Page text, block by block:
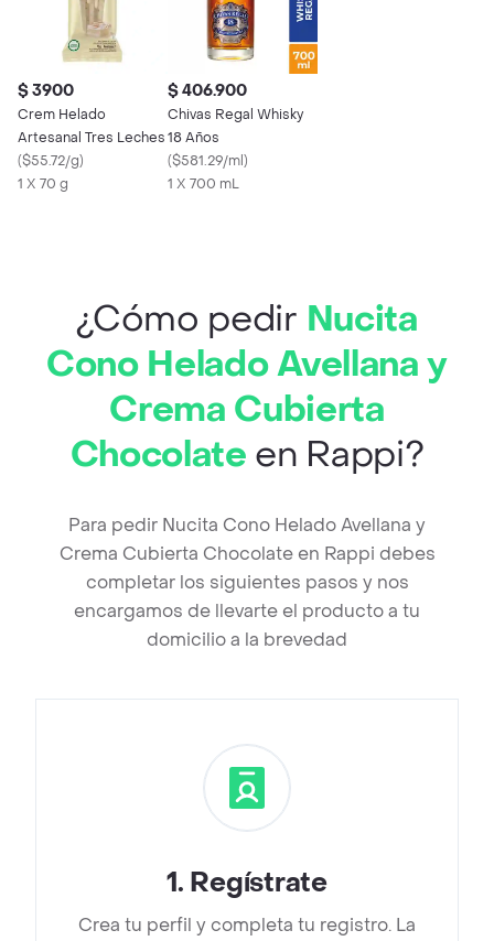
$ 3900
Crem Helado
Artesanal Tres Leches
($55.72/g)
1 X 70 g
$ 406.900
Chivas Regal Whisky
18 Años
($581.29/ml)
1 X 700 mL
¿Cómo pedir Nucita
Cono Helado Avellana y
Crema Cubierta
Chocolate en Rappi?
Para pedir Nucita Cono Helado Avellana y
Crema Cubierta Chocolate en Rappi debes
completar los siguientes pasos y nos
encargamos de llevarte el producto a tu
domicilio a la brevedad
1. Regístrate
Crea tu perfil y completa tu registro. La